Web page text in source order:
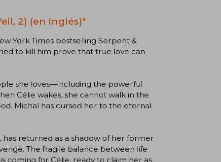
2) (en Inglés)"
York Times bestselling Serpent &
to kill him prove that true love can
she loves—including the powerful
Célie wakes, she cannot walk in the
Michal has cursed her to the eternal
has returned as a shadow of her former
The fragile balance between life
coming for Célie, ready to claim her as